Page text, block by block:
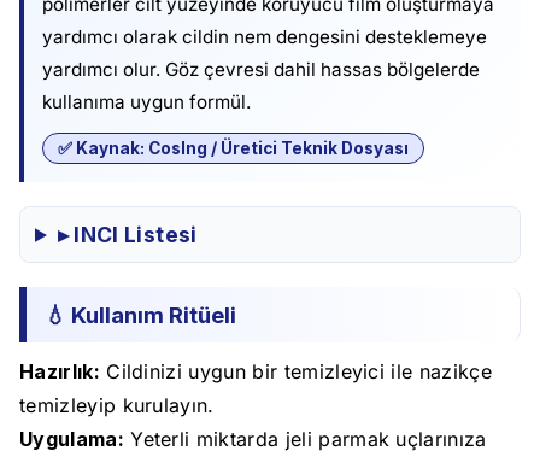
yardımcı olarak cildin nem dengesini desteklemeye
yardımcı olur. Göz çevresi dahil hassas bölgelerde
kullanıma uygun formül.
✅ Kaynak: CosIng / Üretici Teknik Dosyası
▸ INCI Listesi
💧 Kullanım Ritüeli
Hazırlık: Cildinizi uygun bir temizleyici ile nazikçe
temizleyip kurulayın.
Uygulama: Yeterli miktarda jeli parmak uçlarınıza